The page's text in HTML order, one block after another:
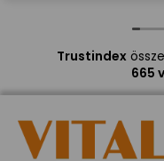
Trustindex
665